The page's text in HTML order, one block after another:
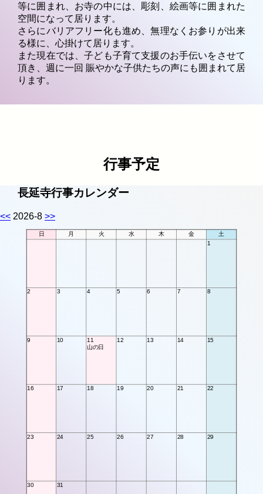
等に囲まれ、お寺の中には、彫刻、絵画等に囲まれた
空間になって居ります。
さらにバリアフリー化も進め、無理なくお参りが出来
る様に、心掛けて居ります。
また現在では、子ども子育て支援のお手伝いをさせて
頂き、週に一回 賑やかな子供たちの声にも囲まれて居
ります。
行事予定
長延寺行事カレンダー
<< 2026-8 >>
日 月 火 水 木 金
土
1
2 3 4 5 6 7 8
9 10
11
山の日
12 13 14 15
16 17 18 19 20 21 22
23 24 25 26 27 28 29
30 31